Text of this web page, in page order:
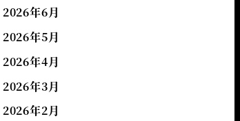
2026年6月
2026年5月
2026年4月
2026年3月
2026年2月